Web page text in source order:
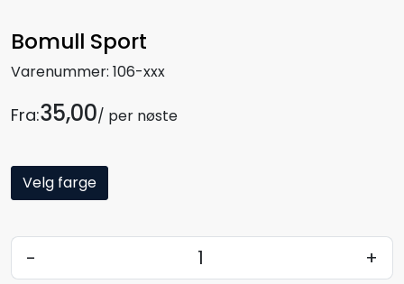
Bomull Sport
Varenummer: 106-xxx
Fra:35,00/ per nøste
Velg farge
- +